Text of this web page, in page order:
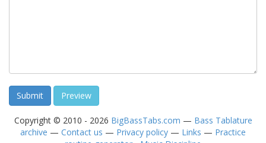
Copyright © 2010 - 2026 BigBassTabs.com — Bass Tablature
archive — Contact us — Privacy policy — Links — Practice